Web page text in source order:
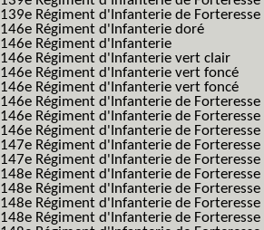
139e Régiment d'Infanterie de
146e Régiment d'Infanterie doré
146e Régiment d'Infanterie
146e Régiment d'Infanterie vert clair
146e Régiment d'Infanterie vert foncé
146e Régiment d'Infanterie vert foncé
146e Régiment d'Infanterie de
146e Régiment d'Infanterie de
146e Régiment d'Infanterie de
147e Régiment d'Infanterie de Forteresse
147e Régiment d'Infanterie de Forteresse
148e Régiment d'Infanterie de Forteresse
148e Régiment d'Infanterie de Forteresse
148e Régiment d'Infanterie de Forteresse
148e Régiment d'Infanterie de Forteresse